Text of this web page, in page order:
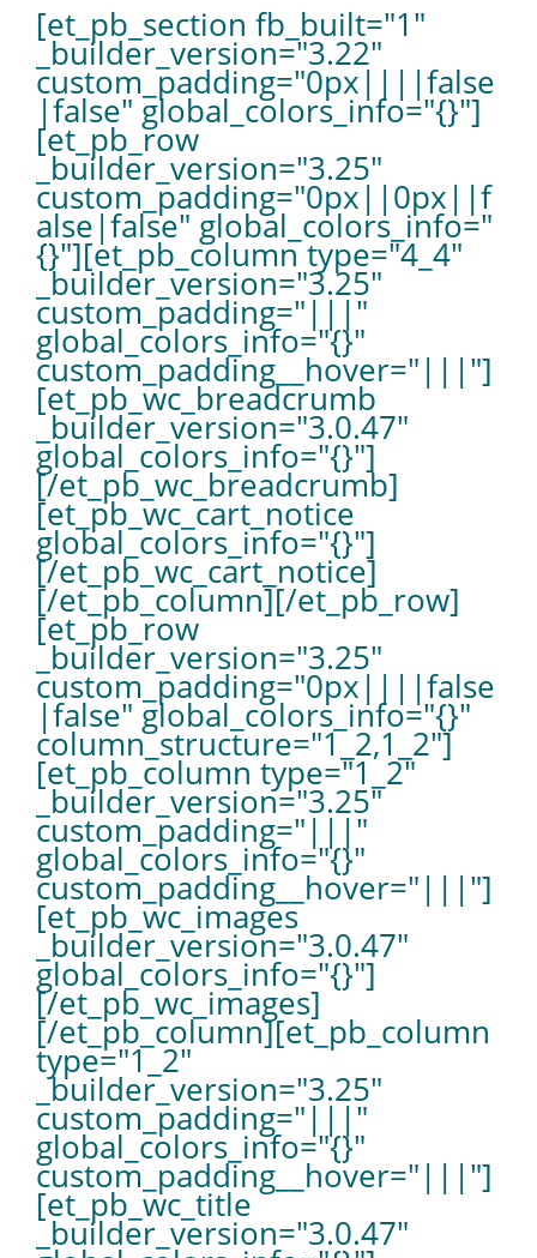
[et_pb_section fb_built="1"
_builder_version="3.22"
custom_padding="0px||||false
|false" global_colors_info="{}"]
[et_pb_row
_builder_version="3.25"
custom_padding="0px||0px||f
alse|false" global_colors_info="
{}"][et_pb_column type="4_4"
_builder_version="3.25"
custom_padding="|||"
global_colors_info="{}"
custom_padding__hover="|||"]
[et_pb_wc_breadcrumb
_builder_version="3.0.47"
global_colors_info="{}"]
[/et_pb_wc_breadcrumb]
[et_pb_wc_cart_notice
global_colors_info="{}"]
[/et_pb_wc_cart_notice]
[/et_pb_column][/et_pb_row]
[et_pb_row
_builder_version="3.25"
custom_padding="0px||||false
|false" global_colors_info="{}"
column_structure="1_2,1_2"]
[et_pb_column type="1_2"
_builder_version="3.25"
custom_padding="|||"
global_colors_info="{}"
custom_padding__hover="|||"]
[et_pb_wc_images
_builder_version="3.0.47"
global_colors_info="{}"]
[/et_pb_wc_images]
[/et_pb_column][et_pb_column
type="1_2"
_builder_version="3.25"
custom_padding="|||"
global_colors_info="{}"
custom_padding__hover="|||"]
[et_pb_wc_title
_builder_version="3.0.47"